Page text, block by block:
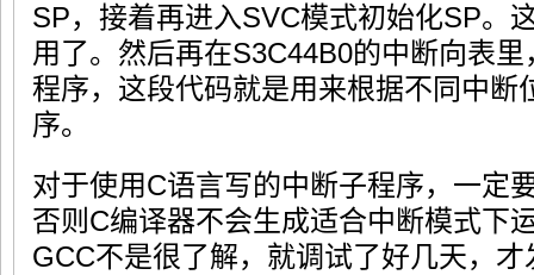
SP，接着再进入SVC模式初始化SP。
用了。然后再在S3C44B0的中断向表
程序，这段代码就是用来根据不同中断
序。
对于使用C语言写的中断子程序，一定
否则C编译器不会生成适合中断模式下
GCC不是很了解，就调试了好几天，